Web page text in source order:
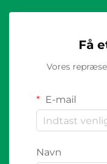
Få
Vores
E-mail
Navn